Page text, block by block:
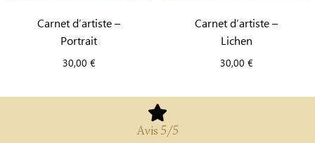
Carnet d’artiste –
Portrait
30,00 €
Carnet d’artiste –
Lichen
30,00 €
Avis 5/5